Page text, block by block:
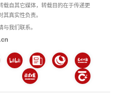
自其它媒体，转载目的在于传递更
真实性负责。
我们联系。